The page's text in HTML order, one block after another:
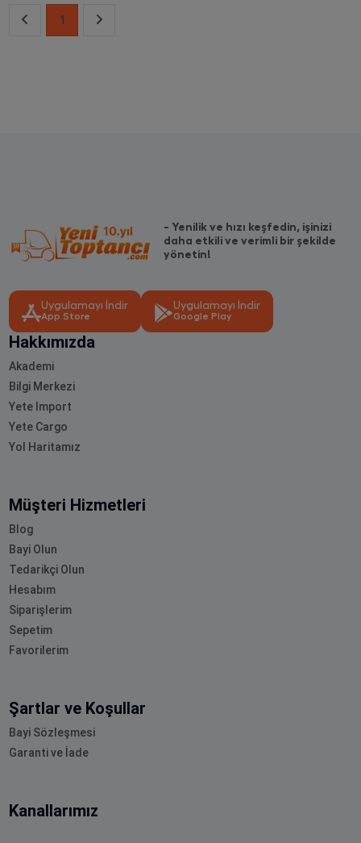
1
- Yenilik ve hızı keşfedin, işinizi
daha etkili ve verimli bir şekilde
yönetin!
Uygulamayı İndir
App Store
Uygulamayı İndir
Google Play
Hakkımızda
Akademi
Bilgi Merkezi
Yete Import
Yete Cargo
Yol Haritamız
Müşteri Hizmetleri
Blog
Bayi Olun
Tedarikçi Olun
Hesabım
Siparişlerim
Sepetim
Favorilerim
Şartlar ve Koşullar
Bayi Sözleşmesi
Garanti ve İade
Kanallarımız